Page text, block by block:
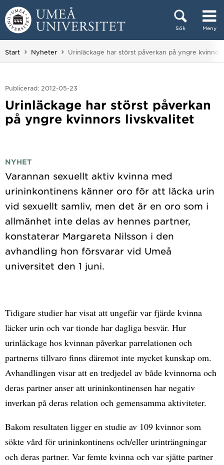
Hoppa direkt till innehållet
Sök Meny
Huvudmenyn dold.
Start Nyheter Du är här:
Urinläckage har störst påverkan på yngre
Publicerad: 2012-05-23
Urinläckage har störst påverkan
på yngre kvinnors livskvalitet
NYHET
Varannan sexuellt aktiv kvinna med
urininkontinens känner oro för att läcka urin
vid sexuellt samliv, men det är en oro som i
allmänhet inte delas av hennes partner,
konstaterar Margareta Nilsson i den
avhandling hon försvarar vid Umeå
Tidigare studier har visat att ungefär var fjärde kvinna
läcker urin och var tionde har dagliga besvär. Hur
urinläckage hos kvinnan påverkar parrelationen och
partnerns tillvaro finns däremot inte mycket kunskap om.
Avhandlingen visar att en tredjedel av både kvinnorna och
deras partner anser att urininkontinensen har negativ
inverkan på deras relation och gemensamma aktiviteter.
Bakom resultaten ligger en studie av 109 kvinnor som
sökte vård för urininkontinens och/eller urinträngningar
och deras partner. Var femte kvinna och var sjätte partner